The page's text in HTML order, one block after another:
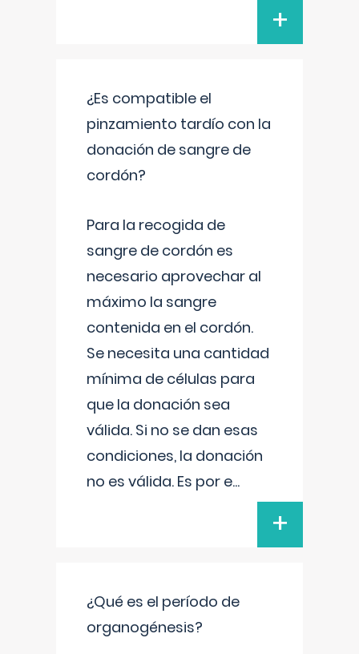
+
¿Es compatible el
pinzamiento tardío con la
donación de sangre de
cordón?
Para la recogida de
sangre de cordón es
necesario aprovechar al
máximo la sangre
contenida en el cordón.
Se necesita una cantidad
mínima de células para
que la donación sea
válida. Si no se dan esas
condiciones, la donación
no es válida. Es por e...
+
¿Qué es el período de
organogénesis?